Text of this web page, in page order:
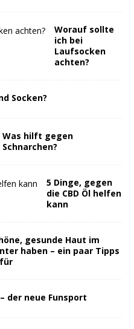
Worauf sollte
ich bei
Laufsocken
achten?
Socken?
Was hilft gegen
Schnarchen?
5 Dinge, gegen
die CBD Öl helfen
kann
gesunde Haut im
haben – ein paar Tipps
der neue Funsport